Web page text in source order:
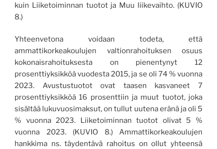
kuin Liiketoiminnan tuotot ja Muu liikevaihto. (KUVIO
8.)
Yhteenvetona voidaan todeta, että
ammattikorkeakoulujen valtionrahoituksen osuus
kokonaisrahoituksesta on pienentynyt 12
prosenttiyksikköä vuodesta 2015, ja se oli 74 % vuonna
2023. Avustustuotot ovat taasen kasvaneet 7
prosenttiyksikköä 16 prosenttiin ja muut tuotot, joka
sisältää lukuvuosimaksut, on tullut uutena eränä ja oli 5
% vuonna 2023. Liiketoiminnan tuotot olivat 5 %
vuonna 2023. (KUVIO 8.) Ammattikorkeakoulujen
hankkima ns. täydentävä rahoitus on ollut yhteensä